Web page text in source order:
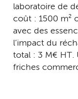
laboratoire de
coût : 1 500 m²
avec des
l’impact du
total : 3 M€ HT.
friches